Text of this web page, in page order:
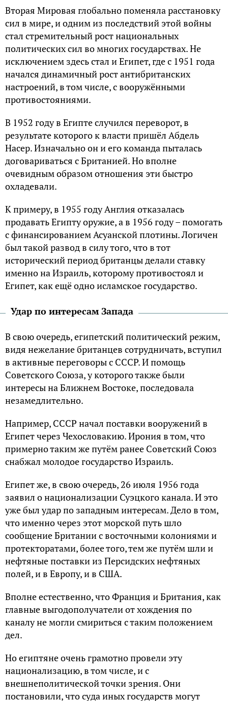
Вторая Мировая глобально поменяла расстановку
сил в мире, и одним из последствий этой войны
стал стремительный рост национальных
политических сил во многих государствах. Не
исключением здесь стал и Египет, где с 1951 года
начался динамичный рост антибританских
настроений, в том числе, с вооружёнными
противостояниями.
В 1952 году в Египте случился переворот, в
результате которого к власти пришёл Абдель
Насер. Изначально он и его команда пыталась
договариваться с Британией. Но вполне
очевидным образом отношения эти быстро
охладевали.
К примеру, в 1955 году Англия отказалась
продавать Египту оружие, а в 1956 году – помогать
с финансированием Асуанской плотины. Логичен
был такой развод в силу того, что в тот
исторический период британцы делали ставку
именно на Израиль, которому противостоял и
Египет, как ещё одно исламское государство.
Удар по интересам Запада
В свою очередь, египетский политический режим,
видя нежелание британцев сотрудничать, вступил
в активные переговоры с СССР. И помощь
Советского Союза, у которого также были
интересы на Ближнем Востоке, последовала
незамедлительно.
Например, СССР начал поставки вооружений в
Египет через Чехословакию. Ирония в том, что
примерно таким же путём ранее Советский Союз
снабжал молодое государство Израиль.
Египет же, в свою очередь, 26 июля 1956 года
заявил о национализации Суэцкого канала. И это
уже был удар по западным интересам. Дело в том,
что именно через этот морской путь шло
сообщение Британии с восточными колониями и
протекторатами, более того, тем же путём шли и
нефтяные поставки из Персидских нефтяных
полей, и в Европу, и в США.
Вполне естественно, что Франция и Британия, как
главные выгодополучатели от хождения по
каналу не могли смириться с таким положением
дел.
Но египтяне очень грамотно провели эту
национализацию, в том числе, и с
внешнеполитической точки зрения. Они
постановили, что суда иных государств могут